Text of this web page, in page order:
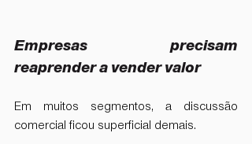
Empresas precisam
reaprender a vender valor
Em muitos segmentos, a discussão
comercial ficou superficial demais.